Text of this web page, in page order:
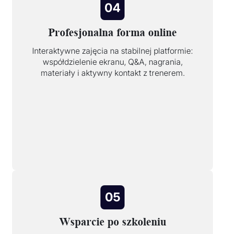
04
Profesjonalna forma online
Interaktywne zajęcia na stabilnej platformie:
współdzielenie ekranu, Q&A, nagrania,
materiały i aktywny kontakt z trenerem.
05
Wsparcie po szkoleniu